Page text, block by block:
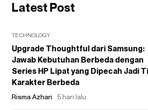
Latest Post
TECHNOLOGY
Upgrade Thoughtful dari Samsung:
Jawab Kebutuhan Berbeda dengan
Series HP Lipat yang Dipecah Jadi
Karakter Berbeda
Risma Azhari 5 hari lalu